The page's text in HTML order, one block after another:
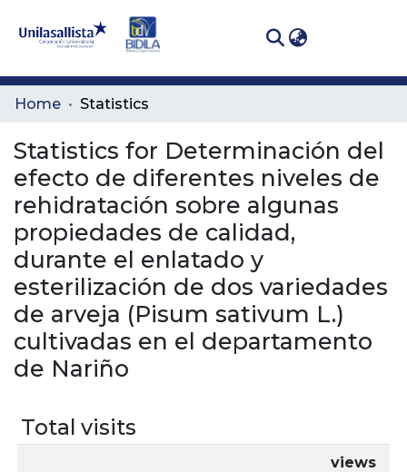
Communities
All of DSpace
Home Statistics
Statistics for Determinación del
efecto de diferentes niveles de
rehidratación sobre algunas
propiedades de calidad,
durante el enlatado y
esterilización de dos variedades
de arveja (Pisum sativum L.)
cultivadas en el departamento
de Nariño
Total visits
views